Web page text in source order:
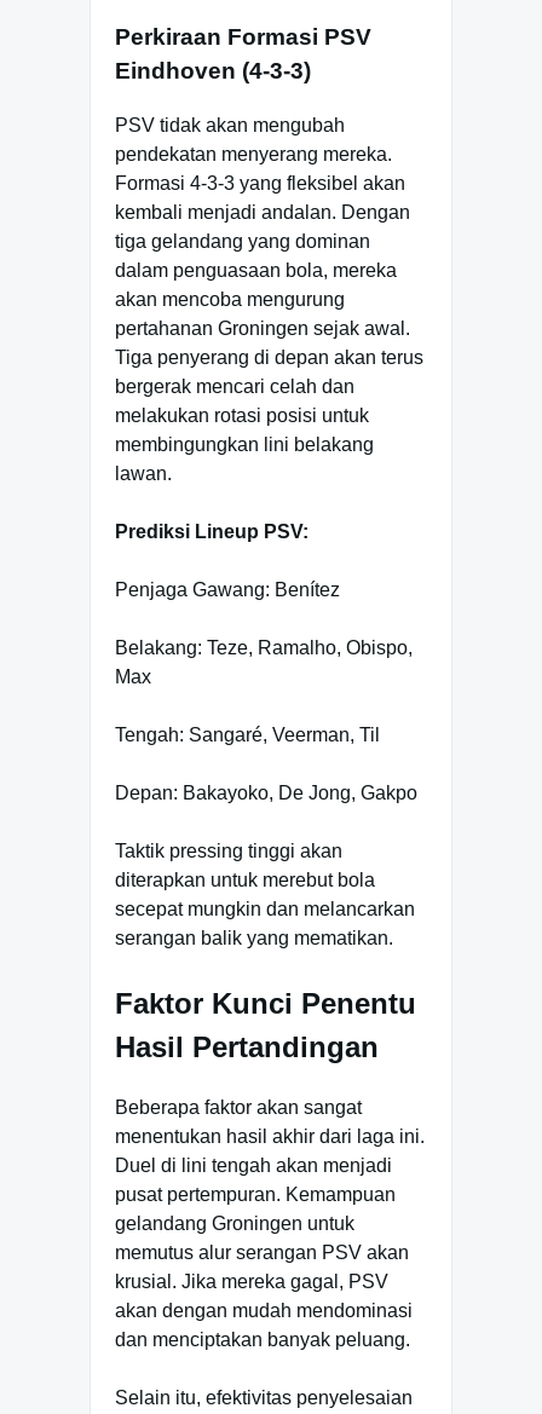
Perkiraan Formasi PSV
Eindhoven (4-3-3)
PSV tidak akan mengubah
pendekatan menyerang mereka.
Formasi 4-3-3 yang fleksibel akan
kembali menjadi andalan. Dengan
tiga gelandang yang dominan
dalam penguasaan bola, mereka
akan mencoba mengurung
pertahanan Groningen sejak awal.
Tiga penyerang di depan akan terus
bergerak mencari celah dan
melakukan rotasi posisi untuk
membingungkan lini belakang
lawan.
Prediksi Lineup PSV:
Penjaga Gawang: Benítez
Belakang: Teze, Ramalho, Obispo,
Max
Tengah: Sangaré, Veerman, Til
Depan: Bakayoko, De Jong, Gakpo
Taktik pressing tinggi akan
diterapkan untuk merebut bola
secepat mungkin dan melancarkan
serangan balik yang mematikan.
Faktor Kunci Penentu
Hasil Pertandingan
Beberapa faktor akan sangat
menentukan hasil akhir dari laga ini.
Duel di lini tengah akan menjadi
pusat pertempuran. Kemampuan
gelandang Groningen untuk
memutus alur serangan PSV akan
krusial. Jika mereka gagal, PSV
akan dengan mudah mendominasi
dan menciptakan banyak peluang.
Selain itu, efektivitas penyelesaian